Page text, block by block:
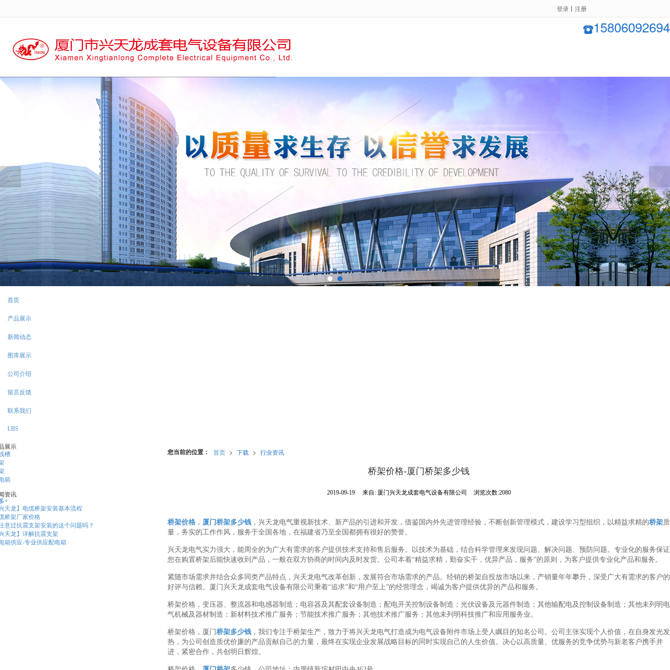
登录 丨 注册
15806092694
首页
产品展示
新闻动态
图库展示
公司介绍
留言反馈
联系我们
LBS
您当前的位置： 首页 > 下载 > 行业资讯
桥架价格-厦门桥架多少钱
2019-09-19 来自: 厦门兴天龙成套电气设备有限公司 浏览次数:2080
桥架价格 ， 厦门桥架多少钱 ，兴天龙电气重视新技术、新产品的引进和开发，借鉴国内外先进管理经验，不断创新管理模式，建设学习型组织，以精益求精的桥架质
量，务实的工作作风，服务于全国各地，在福建省乃至全国都拥有很好的赞誉。
兴天龙电气实力强大，能周全的为广大有需求的客户提供技术支持和售后服务。以技术为基础，结合科学管理来发现问题、解决问题、预防问题。专业化的服务保证
您在购置桥架后能快速收到产品，一般在双方协商的时间内及时发货。公司本着“精益求精，勤奋实干，优异产品，服务”的原则，为客户提供专业化产品和服务。
紧随市场需求并结合众多同类产品特点，兴天龙电气改革创新，发展符合市场需求的产品。经销的桥架自投放市场以来，产销量年年攀升，深受广大有需求的客户的
好评与信赖。厦门兴天龙成套电气设备有限公司秉着“追求”和“用户至上”的经营理念，竭诚为客户提供优异的产品和服务。
桥架价格，变压器、整流器和电感器制造；电容器及其配套设备制造；配电开关控制设备制造；光伏设备及元器件制造；其他输配电及控制设备制造；其他未列明电
气机械及器材制造；新材料技术推广服务；节能技术推广服务；其他技术推广服务；其他未列明科技推广和应用服务业。
桥架价格，厦门桥架多少钱 ，我们专注于桥架生产，致力于将兴天龙电气打造成为电气设备附件市场上受人瞩目的知名公司。公司主张实现个人价值，在自身发光发
热，为公司创造质优价廉的产品贡献自己的力量，最终在实现企业发展战略目标的同时实现自己的人生价值。决心以高质量、优服务的竞争优势与新老客户携手并
进，紧密合作，共创明日辉煌。
展示
槽
箱
资讯
+
天龙】电缆桥架安装基本流程
桥架厂家价格
意过抗震支架安装的这个问题吗？
天龙】详解抗震支架
箱供应-专业供应配电箱